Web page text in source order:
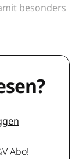
besonders
Abo!